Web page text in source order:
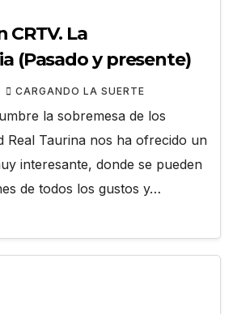
La
(Pasado y presente)
CARGANDO LA SUERTE
la sobremesa de los
Real Taurina nos ha ofrecido un
interesante, donde se pueden
de todos los gustos y…